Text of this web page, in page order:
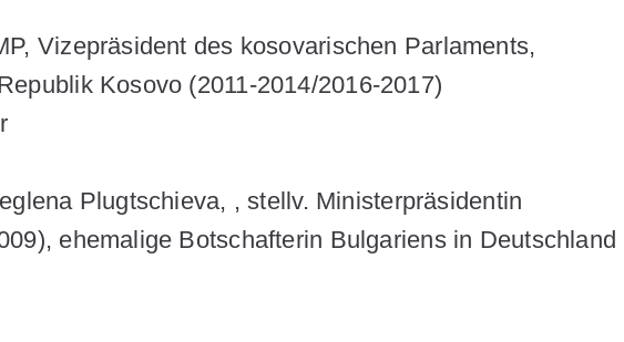
Vizepräsident des kosovarischen Parlaments,
Kosovo (2011-2014/2016-2017)
Plugtschieva, , stellv. Ministerpräsidentin
ehemalige Botschafterin Bulgariens in Deutschland